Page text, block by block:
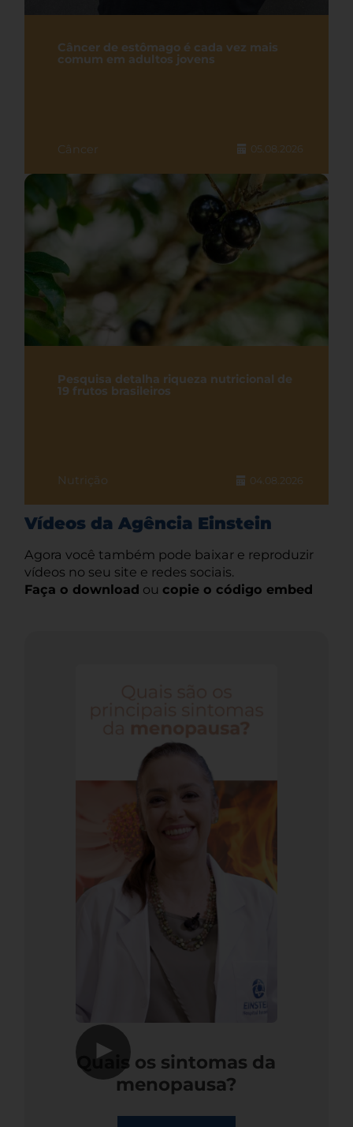
Câncer de estômago é cada vez mais
comum em adultos jovens
Câncer 05.08.2026
Pesquisa detalha riqueza nutricional de
19 frutos brasileiros
Nutrição 04.08.2026
Vídeos da Agência Einstein
Agora você também pode baixar e reproduzir
vídeos no seu site e redes sociais.
Faça o download ou copie o código embed
▶
Quais os sintomas da
menopausa?